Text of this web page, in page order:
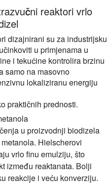
reaktori vrlo
dizajnirani su za industrijsku
u primjenama u
i tekućine kontrolira brzinu
samo na masovno
lokaliziranu energiju
praktičnih prednosti.
u proizvodnji biodizela
Hielscherovi
vrlo finu emulziju, što
između reaktanata. Bolji
reakcije i veću konverziju.